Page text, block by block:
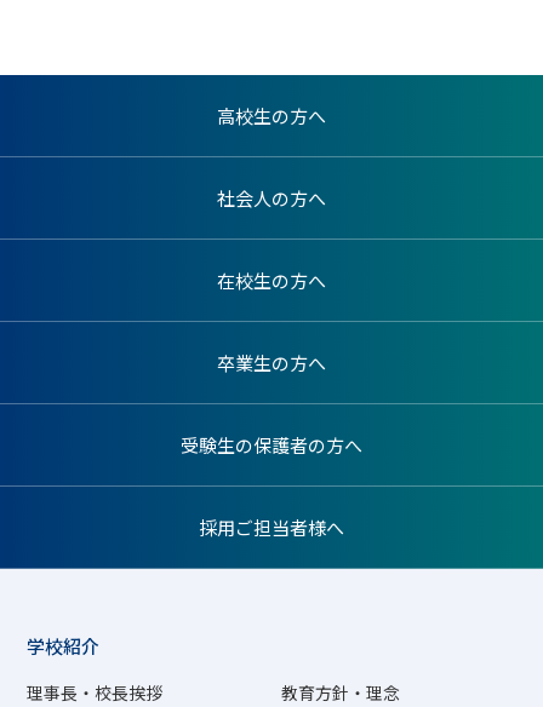
高校生の方へ
社会人の方へ
在校生の方へ
卒業生の方へ
受験生の保護者の方へ
採用ご担当者様へ
学校紹介
理事長・校長挨拶
教育方針・理念